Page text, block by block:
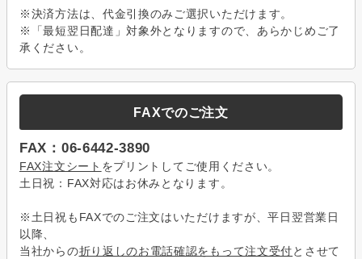
※決済方法は、代金引換のみご選択いただけます。
※「最短翌日配達」対象外となりますので、あらかじめご了
承ください。
FAXでのご注文
FAX：06-6442-3890
FAX注文シート をプリントしてご使用ください。
土日祝：FAX対応はお休みとなります。
※土日祝もFAXでのご注文はいただけますが、平日翌営業日
以降、
当社からの折り返しのお電話確認をもって注文受付とさせて